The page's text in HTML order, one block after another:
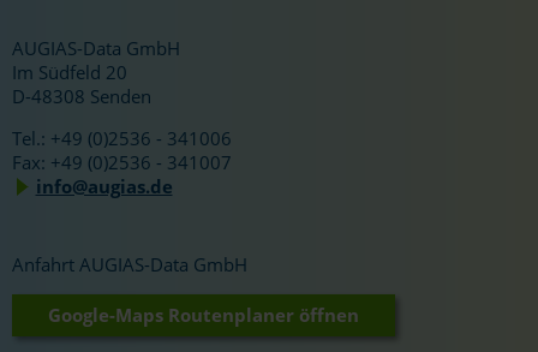
AUGIAS-Data GmbH
Im Südfeld 20
D-48308 Senden
Tel.: +49 (0)2536 - 341006
Fax: +49 (0)2536 - 341007
info@augias.de
Anfahrt AUGIAS-Data GmbH
Google-Maps Routenplaner öffnen